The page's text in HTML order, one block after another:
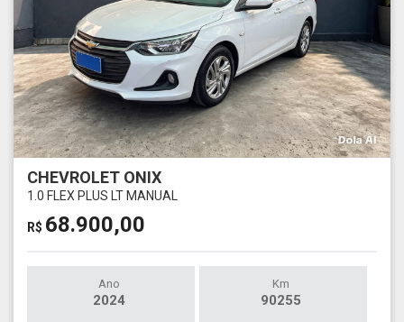
CHEVROLET ONIX
1.0 FLEX PLUS LT MANUAL
R$ 68.900,00
Ano
2024
Km
90255